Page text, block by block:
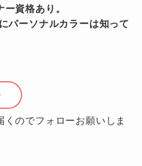
資格あり。
パーソナルカラーは知って
のでフォローお願いしま